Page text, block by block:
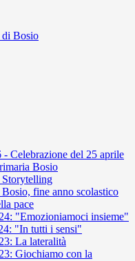
di Bosio
- Celebrazione del 25 aprile
Bosio
fine anno scolastico
pace
"Emozioniamoci insieme"
"In tutti i sensi"
La lateralità
Giochiamo con la